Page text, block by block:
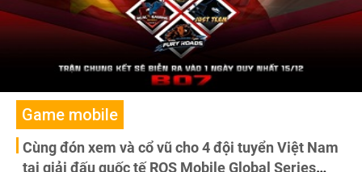
Game mobile
Cùng đón xem và cổ vũ cho 4 đội tuyển Việt Nam
tại giải đấu quốc tế ROS Mobile Global Series